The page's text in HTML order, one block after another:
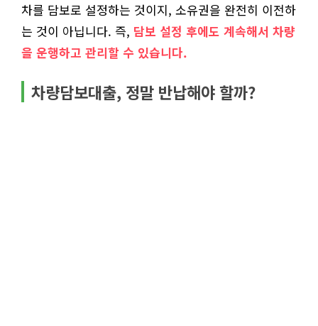
차를 담보로 설정하는 것이지, 소유권을 완전히 이전하
는 것이 아닙니다. 즉, 담보 설정 후에도 계속해서 차량
을 운행하고 관리할 수 있습니다.
차량담보대출, 정말 반납해야 할까?